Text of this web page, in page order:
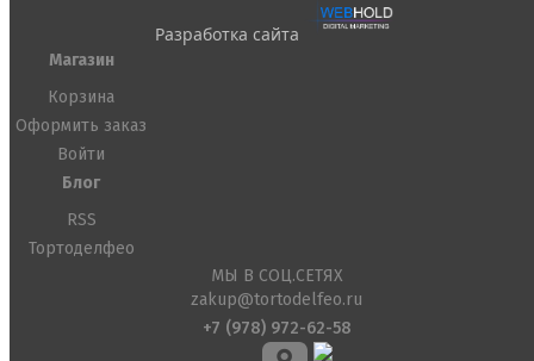
Разработка сайта
Магазин
Корзина
Оформить заказ
Войти
Блог
RSS
Тортоделфео
МЫ В СОЦ.СЕТЯХ
zakup@tortodelfeo.ru
+7 (978) 972-62-58